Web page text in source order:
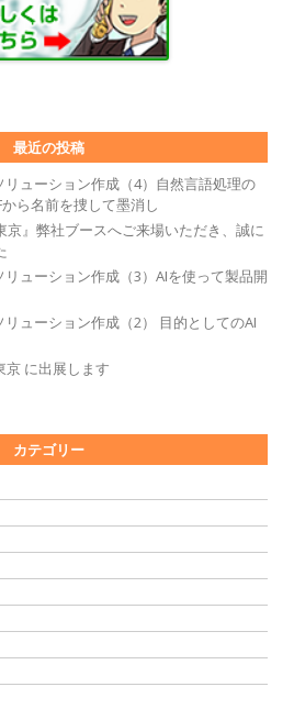
最近の投稿
リューション作成（4）自然言語処理の
ら名前を捜して墨消し
京』弊社ブースへご来場いただき、誠に
ューション作成（3）AIを使って製品開
ューション作成（2） 目的としてのAI
京 に出展します
カテゴリー